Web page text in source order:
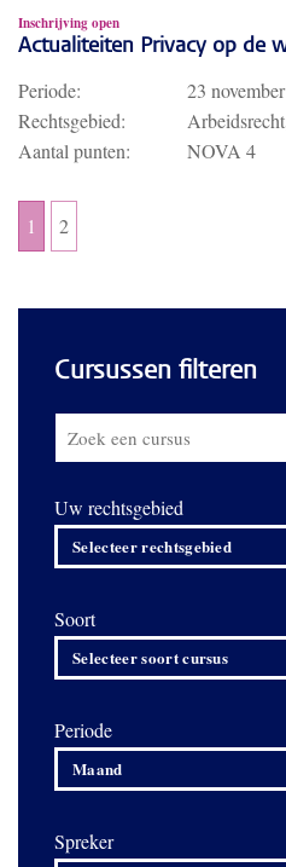
Inschrijving open
Actualiteiten Privacy op de
Periode:
23
Rechtsgebied:
Aantal punten:
NOVA 4
1 2
Cursussen filteren
Uw rechtsgebied
Selecteer rechtsgebied
Soort
Selecteer soort cursus
Periode
Maand
Spreker